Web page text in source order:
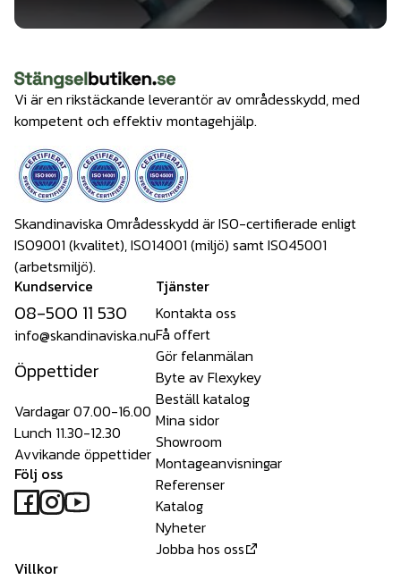
Vi är en rikstäckande leverantör av områdesskydd, med
kompetent och effektiv montagehjälp.
Skandinaviska Områdesskydd är ISO-certifierade enligt
ISO9001 (kvalitet), ISO14001 (miljö) samt ISO45001
(arbetsmiljö).
Kundservice
08-500 11 530
info@skandinaviska.nu
Öppettider
Vardagar 07.00-16.00
Lunch 11.30-12.30
Avvikande öppettider
Följ oss
Tjänster
Kontakta oss
Få offert
Gör felanmälan
Byte av Flexykey
Beställ katalog
Mina sidor
Showroom
Montageanvisningar
Referenser
Katalog
Nyheter
Jobba hos oss
Villkor